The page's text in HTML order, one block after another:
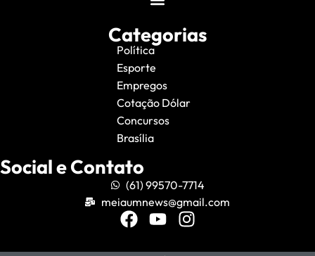
Categorias
Política
Esporte
Empregos
Cotação Dólar
Concursos
Brasília
Social e Contato
(61) 99570-7714
meiaumnews@gmail.com